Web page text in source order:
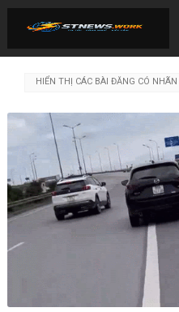
HIỂN THỊ CÁC BÀI ĐĂNG CÓ NHÃN